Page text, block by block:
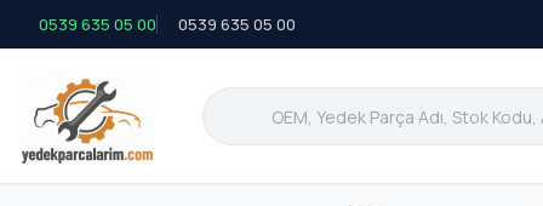
0539 635 05 00 0539 635 05 00